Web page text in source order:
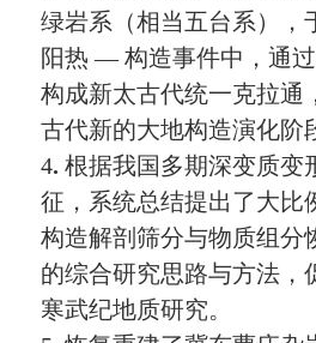
绿岩系（相当五台系），
阳热 —构造事件中，通
构成新太古代统一克拉通
古代新的大地构造演化阶
4.根据我国多期深变质变
征，系统总结提出了大比
构造解剖筛分与物质组分
的综合研究思路与方法，
寒武纪地质研究。